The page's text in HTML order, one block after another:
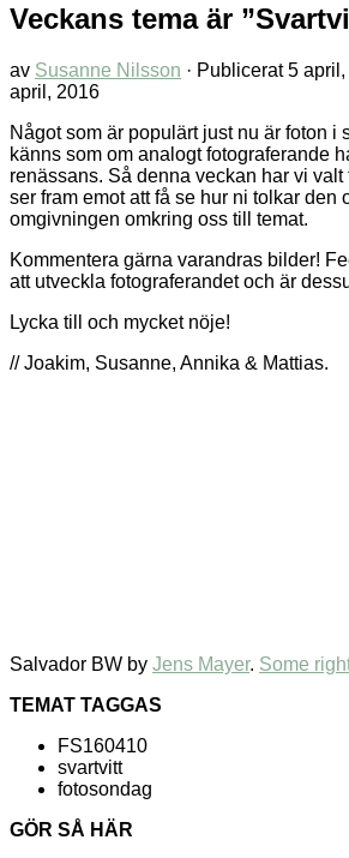
Veckans tema är
av Susanne Nilsson · Publicerat5
april, 2016
Något som är populärt just nu är foton i
känns som om analogt fotograferande
renässans. Så denna veckan har vi valt
ser fram emot att få se hur ni tolkar den
omgivningen omkring oss till temat.
Kommentera gärna varandras bilder!
att utveckla fotograferandet och är
Lycka till och mycket nöje!
// Joakim, Susanne, Annika & Mattias.
Salvador BW by Jens Mayer. Some
TEMAT TAGGAS
FS160410
svartvitt
fotosondag
GÖR SÅ HÄR